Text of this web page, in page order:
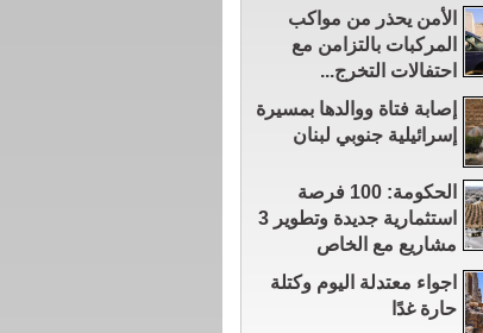
الأمن يحذر من مواكب
المركبات بالتزامن مع
احتفالات التخرج...
إصابة فتاة ووالدها بمسيرة
إسرائيلية جنوبي لبنان
الحكومة: 100 فرصة
استثمارية جديدة وتطوير 3
مشاريع مع الخاص
اجواء معتدلة اليوم وكتلة
حارة غدًا